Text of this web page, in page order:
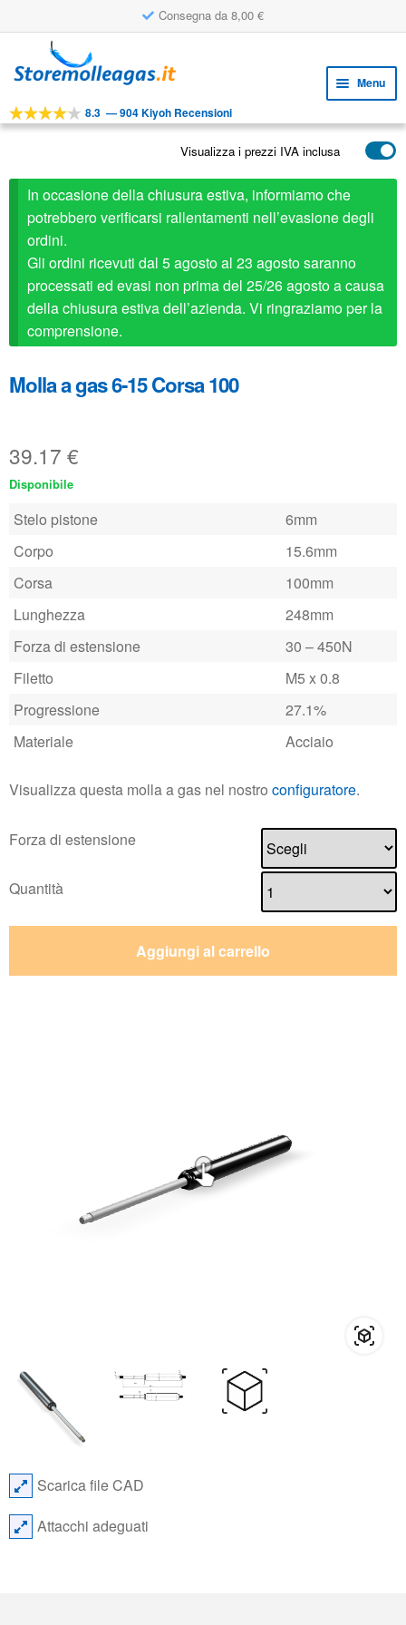
Consegna da 8,00 €
alla
al
Menu
STRUMENTI
il
menu
child
child
APPLICAZIONI
SERVIZIO CLIENTI
child
FAQ
8.3 —904 Kiyoh Recensioni
Visualizza i prezzi IVA inclusa
In occasione della chiusura estiva, informiamo che
potrebbero verificarsi rallentamenti nell’evasione degli
ordini.
Gli ordini ricevuti dal 5 agosto al 23 agosto saranno
processati ed evasi non prima del 25/26 agosto a causa
della chiusura estiva dell’azienda. Vi ringraziamo per la
comprensione.
Molla a gas 6-15 Corsa 100
39.17 €
Disponibile
Stelo pistone
6mm
Corpo
15.6mm
Corsa
100mm
Lunghezza
248mm
Forza di estensione
30 – 450N
Filetto
M5 x 0.8
Progressione
27.1%
Materiale
Acciaio
Visualizza questa molla a gas nel nostro configuratore.
Forza di estensione
Quantità
Aggiungi al carrello
Scarica file CAD
Attacchi adeguati